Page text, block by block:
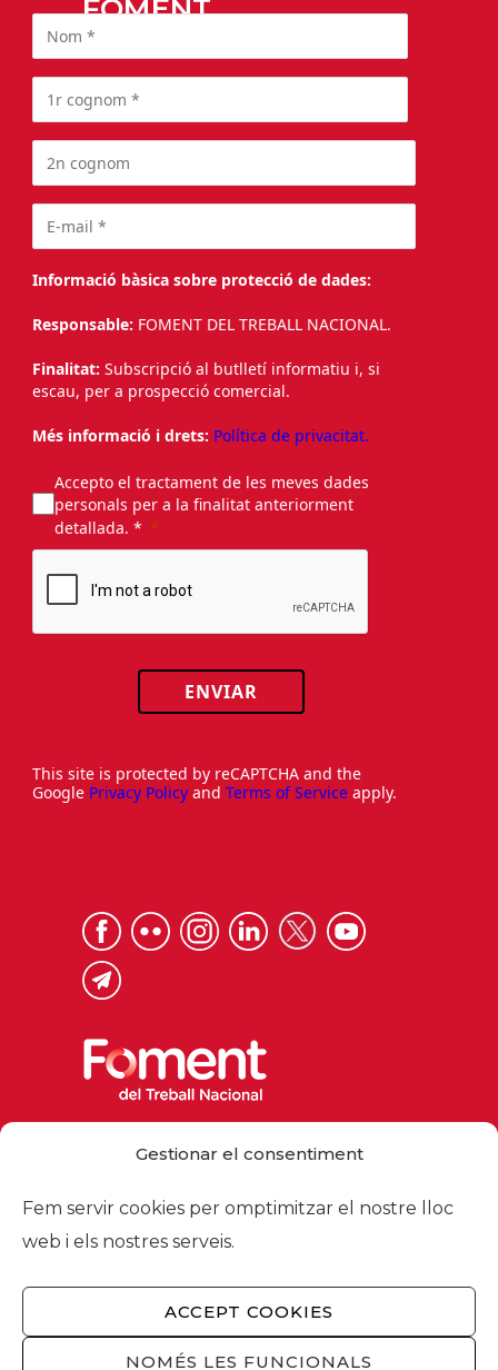
Gestionar el consentiment
Fem servir cookies per omptimitzar el nostre lloc
web i els nostres serveis.
ACCEPT COOKIES
NOMÉS LES FUNCIONALS
FOMENT
Informació bàsica sobre protecció de dades:
Responsable: FOMENT DEL TREBALL NACIONAL.
Finalitat: Subscripció al butlletí informatiu i, si
escau, per a prospecció comercial.
Més informació i drets: Política de privacitat.
Accepto el tractament de les meves dades
personals per a la finalitat anteriorment
detallada. *
ENVIAR
This site is protected by reCAPTCHA and the
Google Privacy Policy and Terms of Service apply.
foment@foment.com
© 2026 - Foment del Treball Nacional
Nosaltres